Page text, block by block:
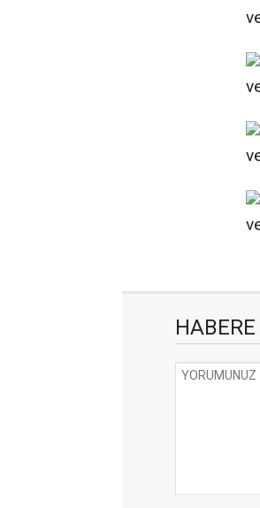
HABERE